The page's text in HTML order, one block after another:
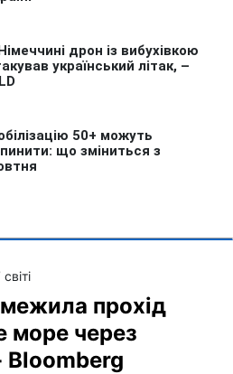
прохід
море через
Bloomberg